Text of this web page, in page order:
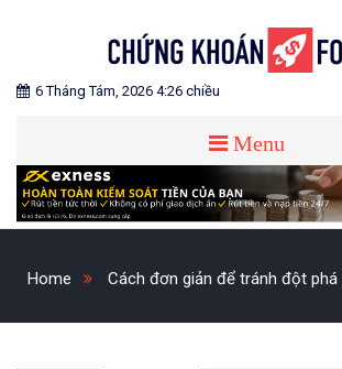
CHỨNG KHOÁN FOREX
Blog chia sẻ về Chứng Khoán và Forex
6 Tháng Tám, 2026 4:26 chiều
Menu
Home Cách đơn giản để tránh đột